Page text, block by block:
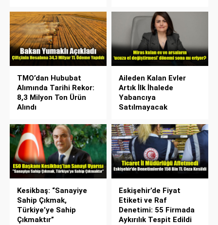
TMO’dan Hububat
Alımında Tarihi Rekor:
8,3 Milyon Ton Ürün
Alındı
Aileden Kalan Evler
Artık İlk İhalede
Yabancıya
Satılmayacak
Kesikbaş: “Sanayiye
Sahip Çıkmak,
Türkiye’ye Sahip
Çıkmaktır”
Eskişehir’de Fiyat
Etiketi ve Raf
Denetimi: 55 Firmada
Aykırılık Tespit Edildi